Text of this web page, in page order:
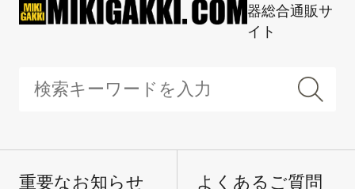
器総合通販サ
イト
重要なお知らせ よくあるご質問